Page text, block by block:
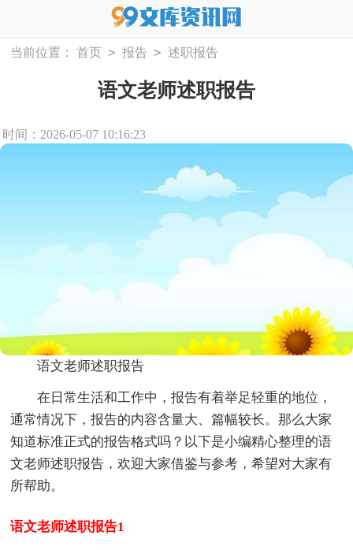
当前位置： 首页 > 报告 > 述职报告
语文老师述职报告
时间：2026-05-07 10:16:23
语文老师述职报告
在日常生活和工作中，报告有着举足轻重的地位，
通常情况下，报告的内容含量大、篇幅较长。那么大家
知道标准正式的报告格式吗？以下是小编精心整理的语
文老师述职报告，欢迎大家借鉴与参考，希望对大家有
所帮助。
语文老师述职报告1